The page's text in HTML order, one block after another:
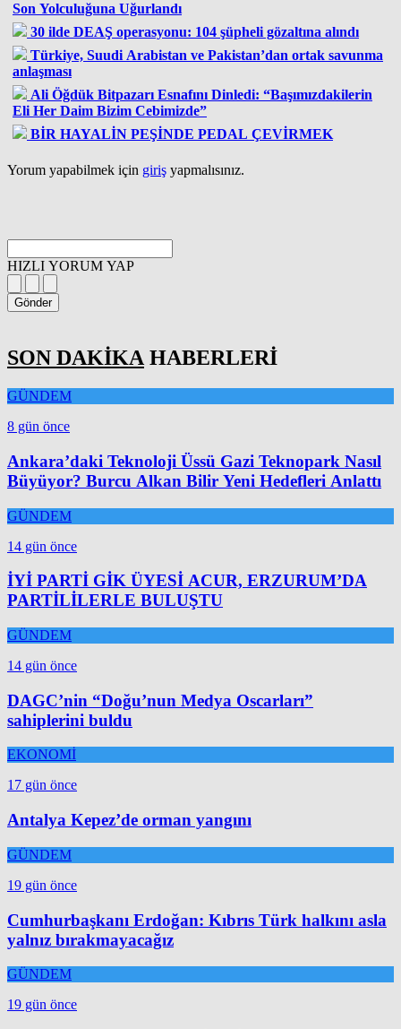
Son Yolculuğuna Uğurlandı
30 ilde DEAŞ operasyonu: 104 şüpheli gözaltına alındı
Türkiye, Suudi Arabistan ve Pakistan’dan ortak savunma
anlaşması
Ali Öğdük Bitpazarı Esnafını Dinledi: “Başımızdakilerin
Eli Her Daim Bizim Cebimizde”
BİR HAYALİN PEŞİNDE PEDAL ÇEVİRMEK
Yorum yapabilmek için giriş yapmalısınız.
HIZLI YORUM YAP
Gönder
SON DAKİKA HABERLERİ
GÜNDEM
8 gün önce
Ankara’daki Teknoloji Üssü Gazi Teknopark Nasıl
Büyüyor? Burcu Alkan Bilir Yeni Hedefleri Anlattı
GÜNDEM
14 gün önce
İYİ PARTİ GİK ÜYESİ ACUR, ERZURUM’DA
PARTİLİLERLE BULUŞTU
GÜNDEM
14 gün önce
DAGC’nin “Doğu’nun Medya Oscarları”
sahiplerini buldu
EKONOMİ
17 gün önce
Antalya Kepez’de orman yangını
GÜNDEM
19 gün önce
Cumhurbaşkanı Erdoğan: Kıbrıs Türk halkını asla
yalnız bırakmayacağız
GÜNDEM
19 gün önce